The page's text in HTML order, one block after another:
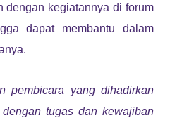
dengan kegiatannya di forum
dapat membantu dalam
pembicara yang dihadirkan
tugas dan kewajiban